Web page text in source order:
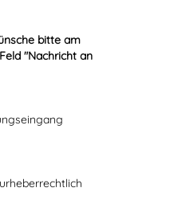
bitte am
"Nachricht an